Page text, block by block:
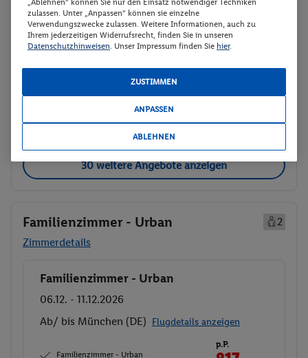
Doppelzimmer (2 Betten) - Urban
Ohne Verpflegung
Rail & Fly (deutschlandweit)
p.P.
638.-
Veranstalter:TUI Deutschland GmbH
Weitere Informationen des
Veranstalters
30 weitere Angebote anzeigen
Familienzimmer - Urban
2
Zimmerdetails
Buchen
Familienzimmer - Urban
06.12. - 11.12.2026
Ab/ bis München (DE) Flugdetails anzeigen
Familienzimmer - Urban
p.P.
zulassen. Unter „Anpassen“ können sie einzelne
Verwendungszwecke zulassen. Weitere Informationen, auch zu
Ihrem jederzeitigen Widerrufsrecht, finden Sie in unseren
Datenschutzhinweisen . Unser Impressum finden Sie hier.
ZUSTIMMEN
ANPASSEN
ABLEHNEN